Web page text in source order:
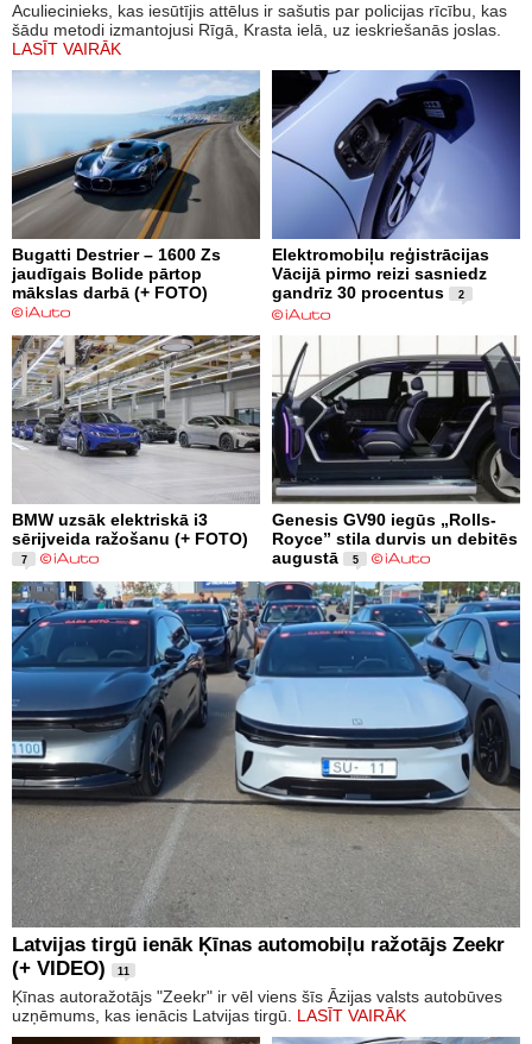
Aculiecinieks, kas iesūtījis attēlus ir sašutis par policijas rīcību, kas
šādu metodi izmantojusi Rīgā, Krasta ielā, uz ieskriešanās joslas.
LASĪT VAIRĀK
Bugatti Destrier – 1600 Zs
jaudīgais Bolide pārtop
mākslas darbā (+ FOTO)
Elektromobiļu reģistrācijas
Vācijā pirmo reizi sasniedz
gandrīz 30 procentus
2
BMW uzsāk elektriskā i3
sērijveida ražošanu (+ FOTO)
7
Genesis GV90 iegūs „Rolls-
Royce” stila durvis un debitēs
augustā
5
Latvijas tirgū ienāk Ķīnas automobiļu ražotājs Zeekr
(+ VIDEO)
11
Ķīnas autoražotājs "Zeekr" ir vēl viens šīs Āzijas valsts autobūves
uzņēmums, kas ienācis Latvijas tirgū. LASĪT VAIRĀK